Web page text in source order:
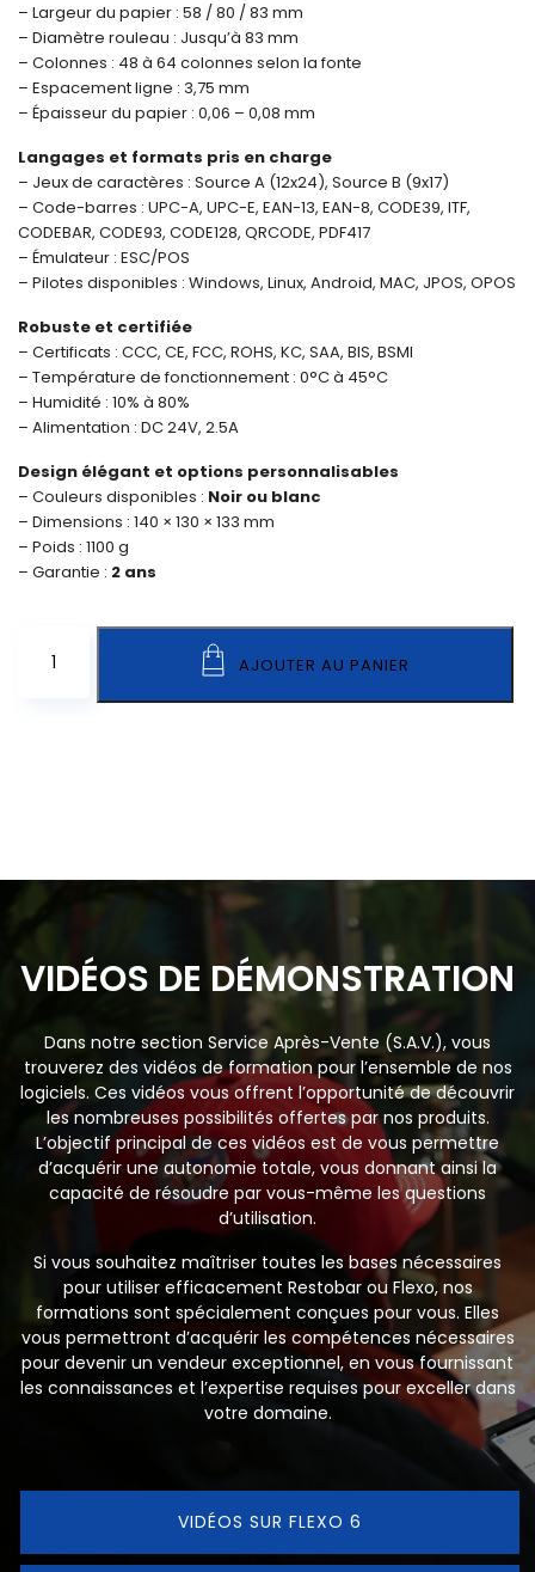
– Largeur du papier : 58 / 80 / 83 mm
– Diamètre rouleau : Jusqu’à 83 mm
– Colonnes : 48 à 64 colonnes selon la fonte
– Espacement ligne : 3,75 mm
– Épaisseur du papier : 0,06 – 0,08 mm
Langages et formats pris en charge
– Jeux de caractères : Source A (12x24), Source B (9x17)
– Code-barres : UPC-A, UPC-E, EAN-13, EAN-8, CODE39, ITF,
CODEBAR, CODE93, CODE128, QRCODE, PDF417
– Émulateur : ESC/POS
– Pilotes disponibles : Windows, Linux, Android, MAC, JPOS, OPOS
Robuste et certifiée
– Certificats : CCC, CE, FCC, ROHS, KC, SAA, BIS, BSMI
– Température de fonctionnement : 0°C à 45°C
– Humidité : 10% à 80%
– Alimentation : DC 24V, 2.5A
Design élégant et options personnalisables
– Couleurs disponibles : Noir ou blanc
– Dimensions : 140 × 130 × 133 mm
– Poids : 1100 g
– Garantie : 2 ans
AJOUTER AU PANIER
VIDÉOS DE DÉMONSTRATION
Dans notre section Service Après-Vente (S.A.V.), vous
trouverez des vidéos de formation pour l’ensemble de nos
logiciels. Ces vidéos vous offrent l’opportunité de découvrir
les nombreuses possibilités offertes par nos produits.
L’objectif principal de ces vidéos est de vous permettre
d’acquérir une autonomie totale, vous donnant ainsi la
capacité de résoudre par vous-même les questions
d’utilisation.
Si vous souhaitez maîtriser toutes les bases nécessaires
pour utiliser efficacement Restobar ou Flexo, nos
formations sont spécialement conçues pour vous. Elles
vous permettront d’acquérir les compétences nécessaires
pour devenir un vendeur exceptionnel, en vous fournissant
les connaissances et l’expertise requises pour exceller dans
votre domaine.
VIDÉOS SUR FLEXO 6